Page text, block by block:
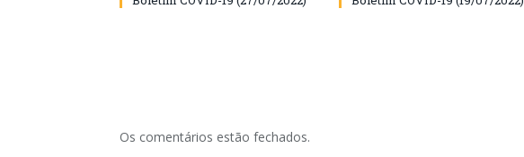
Os comentários estão fechados.